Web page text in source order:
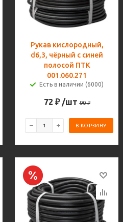
Рукав кислородный,
d6,3, чёрный с синей
полосой ПТК
001.060.271
Есть в наличии (6000)
72 ₽ /шт 90₽
В КОРЗИНУ